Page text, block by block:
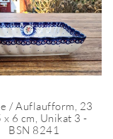
/ Auflaufform, 23
x 6 cm, Unikat 3 -
BSN 8241